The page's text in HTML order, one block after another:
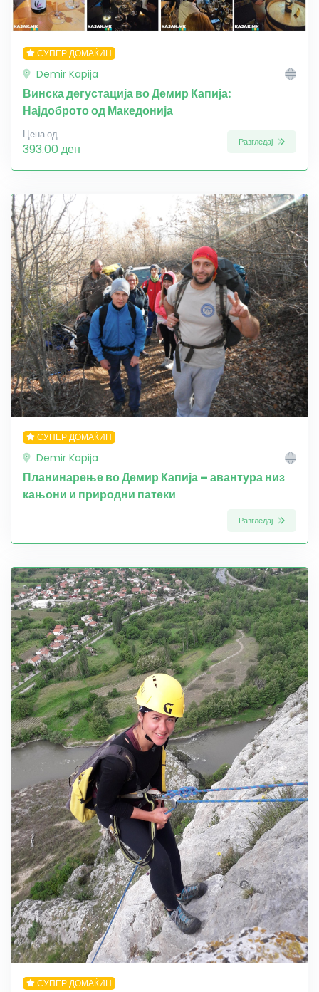
СУПЕР ДОМАЌИН
Demir Kapija
Винска дегустација во Демир Капија:
Најдоброто од Македонија
Цена од
393.00 ден Разгледај
СУПЕР ДОМАЌИН
Demir Kapija
Планинарење во Демир Капија – авантура низ
кањони и природни патеки
Разгледај
СУПЕР ДОМАЌИН